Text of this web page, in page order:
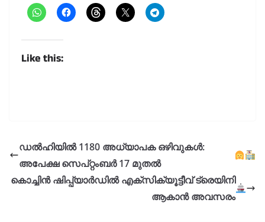
Like this:
ഡൽഹിയിൽ 1180 അധ്യാപക ഒഴിവുകൾ:
അപേക്ഷ സെപ്റ്റംബർ 17 മുതൽ
കൊച്ചിൻ ഷിപ്പ്യാർഡിൽ എക്സിക്യൂട്ടീവ് ട്രെയിനി
ആകാൻ അവസരം